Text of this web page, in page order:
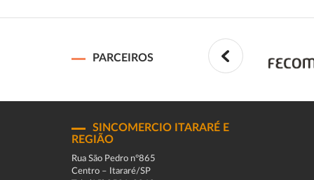
PARCEIROS
SINCOMERCIO ITARARÉ E
REGIÃO
Rua São Pedro n°865
Centro – Itararé/SP